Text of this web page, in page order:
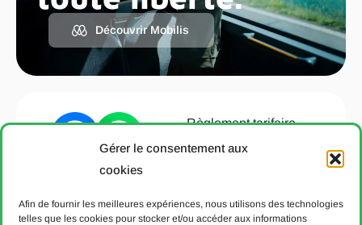
Gérer le consentement aux
cookies
Afin de fournir les meilleures expériences, nous utilisons des technologies
telles que les cookies pour stocker et/ou accéder aux informations
Règlement tarifaire
T651.22
protection des données
Découvrir Mobilis